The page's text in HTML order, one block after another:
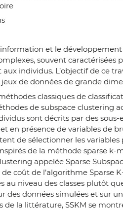
et le
souvent caractérisées
individus. L’objectif de ce
de données de grande
classiques de
de subspace clustering
sont décrits par des
en présence de variables de
de sélectionner les
de la méthode sparse k-
appelée Sparse
coût de l’algorithme Sparse
au niveau des classes plutôt
des données simulées et sur
de la littérature, SSKM se